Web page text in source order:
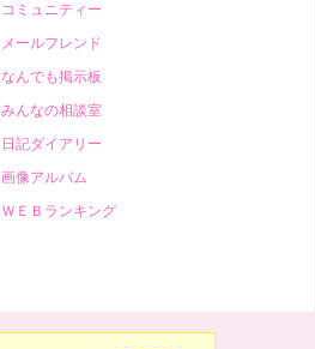
コミュニティー
メールフレンド
なんでも掲示板
みんなの相談室
日記ダイアリー
画像アルバム
ＷＥＢランキング